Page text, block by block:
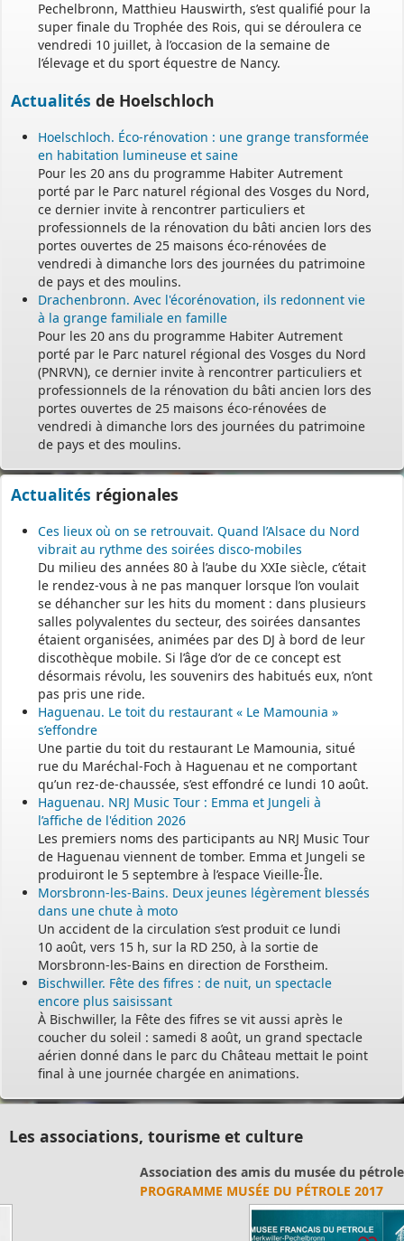
Pechelbronn, Matthieu Hauswirth, s’est qualifié pour la
super finale du Trophée des Rois, qui se déroulera ce
vendredi 10 juillet, à l’occasion de la semaine de
l’élevage et du sport équestre de Nancy.
Actualités de Hoelschloch
Hoelschloch. Éco-rénovation : une grange transformée
en habitation lumineuse et saine
Pour les 20 ans du programme Habiter Autrement
porté par le Parc naturel régional des Vosges du Nord,
ce dernier invite à rencontrer particuliers et
professionnels de la rénovation du bâti ancien lors des
portes ouvertes de 25 maisons éco-rénovées de
vendredi à dimanche lors des journées du patrimoine
de pays et des moulins.
Drachenbronn. Avec l'écorénovation, ils redonnent vie
à la grange familiale en famille
Pour les 20 ans du programme Habiter Autrement
porté par le Parc naturel régional des Vosges du Nord
(PNRVN), ce dernier invite à rencontrer particuliers et
professionnels de la rénovation du bâti ancien lors des
portes ouvertes de 25 maisons éco-rénovées de
vendredi à dimanche lors des journées du patrimoine
de pays et des moulins.
Actualités régionales
Ces lieux où on se retrouvait. Quand l’Alsace du Nord
vibrait au rythme des soirées disco-mobiles
Du milieu des années 80 à l’aube du XXIe siècle, c’était
le rendez-vous à ne pas manquer lorsque l’on voulait
se déhancher sur les hits du moment : dans plusieurs
salles polyvalentes du secteur, des soirées dansantes
étaient organisées, animées par des DJ à bord de leur
discothèque mobile. Si l’âge d’or de ce concept est
désormais révolu, les souvenirs des habitués eux, n’ont
pas pris une ride.
Haguenau. Le toit du restaurant « Le Mamounia »
s’effondre
Une partie du toit du restaurant Le Mamounia, situé
rue du Maréchal-Foch à Haguenau et ne comportant
qu’un rez-de-chaussée, s’est effondré ce lundi 10 août.
Haguenau. NRJ Music Tour : Emma et Jungeli à
l’affiche de l'édition 2026
Les premiers noms des participants au NRJ Music Tour
de Haguenau viennent de tomber. Emma et Jungeli se
produiront le 5 septembre à l’espace Vieille-Île.
Morsbronn-les-Bains. Deux jeunes légèrement blessés
dans une chute à moto
Un accident de la circulation s’est produit ce lundi
10 août, vers 15 h, sur la RD 250, à la sortie de
Morsbronn-les-Bains en direction de Forstheim.
Bischwiller. Fête des fifres : de nuit, un spectacle
encore plus saisissant
À Bischwiller, la Fête des fifres se vit aussi après le
coucher du soleil : samedi 8 août, un grand spectacle
aérien donné dans le parc du Château mettait le point
final à une journée chargée en animations.
Les associations, tourisme et culture
Association des amis du musée du pétrole
PROGRAMME MUSÉE DU PÉTROLE 2017